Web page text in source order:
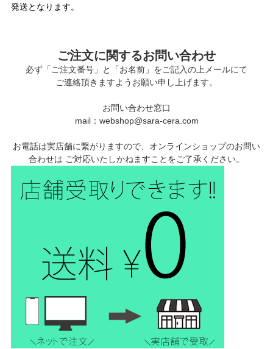
発送となります。
ご注文に関するお問い合わせ
必ず「ご注文番号」と「お名前」をご記入の上メールにて
ご連絡頂きますようお願い申し上げます。
お問い合わせ窓口
mail：webshop@sara-cera.com
お電話は実店舗に繋がりますので、オンラインショップのお問い
合わせは ご対応いたしかねますことをご了承ください。